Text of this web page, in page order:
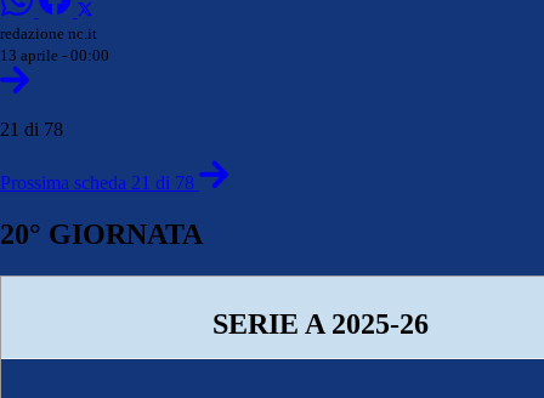
redazione nc.it
13 aprile - 00:00
21 di 78
Prossima scheda 21 di 78
20° GIORNATA
SERIE A 2025-26